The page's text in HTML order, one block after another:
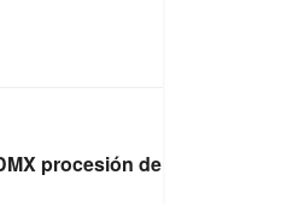
procesión de